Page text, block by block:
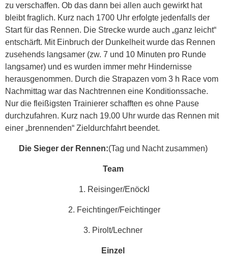
zu verschaffen. Ob das dann bei allen auch gewirkt hat
bleibt fraglich. Kurz nach 1700 Uhr erfolgte jedenfalls der
Start für das Rennen. Die Strecke wurde auch „ganz leicht“
entschärft. Mit Einbruch der Dunkelheit wurde das Rennen
zusehends langsamer (zw. 7 und 10 Minuten pro Runde
langsamer) und es wurden immer mehr Hindernisse
herausgenommen. Durch die Strapazen vom 3 h Race vom
Nachmittag war das Nachtrennen eine Konditionssache.
Nur die fleißigsten Trainierer schafften es ohne Pause
durchzufahren. Kurz nach 19.00 Uhr wurde das Rennen mit
einer „brennenden“ Zieldurchfahrt beendet.
Die Sieger der Rennen:(Tag und Nacht zusammen)
Team
1. Reisinger/Enöckl
2. Feichtinger/Feichtinger
3. Pirolt/Lechner
Einzel